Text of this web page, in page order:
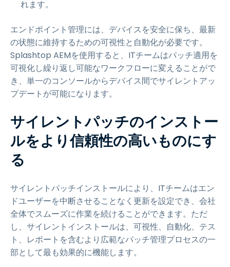
れます。
エンドポイント管理には、デバイスを安全に保ち、最新
の状態に維持するための可視性と自動化が必要です。
Splashtop AEMを使用すると、ITチームはパッチ適用を
可視化し繰り返し可能なワークフローに変えることがで
き、単一のコンソールからデバイス間でサイレントアッ
プデートが可能になります。
サイレントパッチのインストー
ルをより信頼性の高いものにす
る
サイレントパッチインストールにより、ITチームはエン
ドユーザーを中断させることなく更新を設定でき、会社
全体でスムーズに作業を続けることができます。ただ
し、サイレントインストールは、可視性、自動化、テス
ト、レポートを含むより広範なパッチ管理プロセスの一
部として最も効果的に機能します。